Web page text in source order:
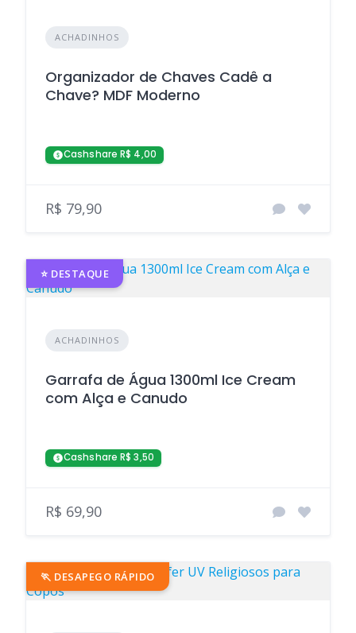
ACHADINHOS
Organizador de Chaves Cadê a
Chave? MDF Moderno
Cashshare R$ 4,00
R$ 79,90
⭐ DESTAQUE
ACHADINHOS
Garrafa de Água 1300ml Ice Cream
com Alça e Canudo
Cashshare R$ 3,50
R$ 69,90
🏃 DESAPEGO RÁPIDO